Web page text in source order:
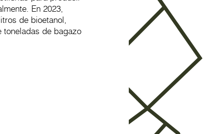
En 2023,
de bioetanol,
toneladas de bagazo